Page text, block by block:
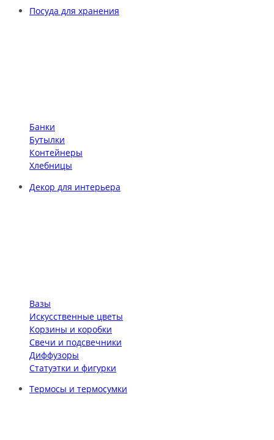
Посуда для хранения
Банки
Бутылки
Контейнеры
Хлебницы
Декор для интерьера
Вазы
Искусственные цветы
Корзины и коробки
Свечи и подсвечники
Диффузоры
Статуэтки и фигурки
Термосы и термосумки